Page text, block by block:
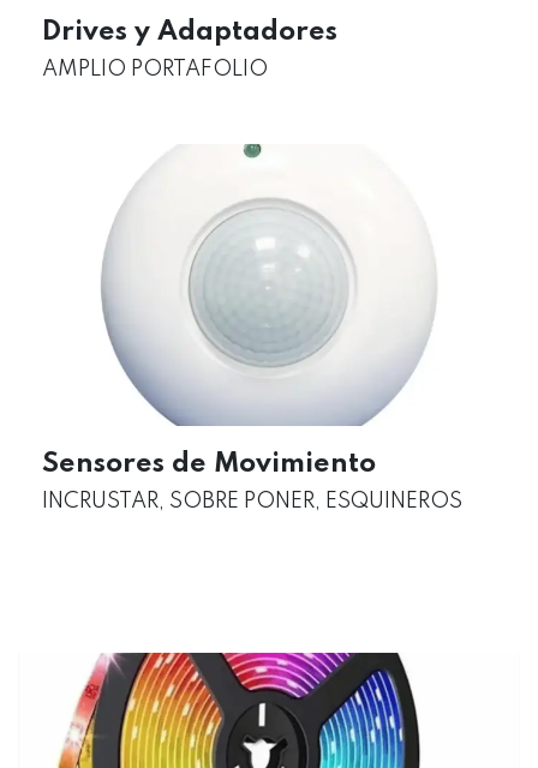
Drives y Adaptadores
AMPLIO PORTAFOLIO
Sensores de Movimiento
INCRUSTAR, SOBRE PONER, ESQUINEROS